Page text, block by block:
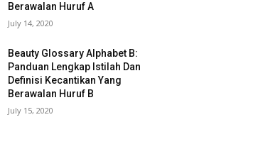
Berawalan Huruf A
July 14, 2020
Beauty Glossary Alphabet B:
Panduan Lengkap Istilah Dan
Definisi Kecantikan Yang
Berawalan Huruf B
July 15, 2020